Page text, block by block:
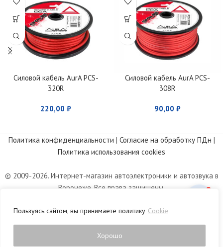
Пользуясь сайтом, вы принимаете политику Cookie
Хорошо
Силовой кабель AurA PCS-
320R
220,00 ₽
Силовой кабель AurA PCS-
308R
90,00 ₽
Политика конфиденциальности | Согласие на обработку ПДн |
Политика использования cookies
© 2009-2026. Интернет-магазин автоэлектроники и автозвука в
Воронеже. Все права защищены.
характер и не является публичной офертой, определяемой
положениями статьи 437 Гражданского кодекса РФ.